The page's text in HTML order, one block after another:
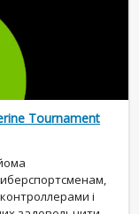
Tournament
і